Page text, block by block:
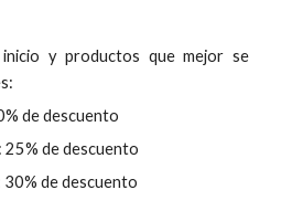
y productos que mejor se
de descuento
de descuento
de descuento